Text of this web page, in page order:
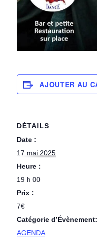
AJOUTER AU
DÉTAILS
Date :
17 mai 2025
Heure :
19 h 00
Prix :
7€
Catégorie d’Évènement:
AGENDA